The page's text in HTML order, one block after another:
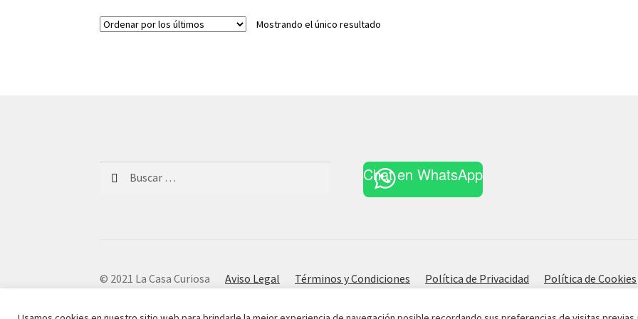
Mostrando el único resultado
Chat en WhatsApp
© 2021 La Casa CuriosaAviso Legal Términos y Condiciones Política de Privacidad Política de Cookies